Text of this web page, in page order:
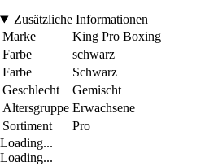
Zusätzliche Informationen
Marke
King Pro Boxing
Farbe
schwarz
Farbe
Schwarz
Geschlecht
Gemischt
Altersgruppe Erwachsene
Sortiment
Pro
Loading...
Loading...